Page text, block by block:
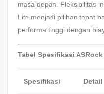
masa depan. Fleksibilitas
Lite menjadi pilihan tepat
performa tinggi dengan
Tabel Spesifikasi
Spesifikasi Detail